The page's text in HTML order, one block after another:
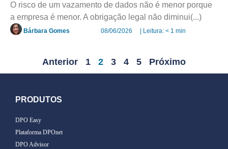
O risco de um vazamento de dados não é menor porque
a empresa é menor. A obrigação legal não diminui(...)
Bárbara Gomes 08/06/2026 | Leitura: < 1 min
Anterior 1 2 3 4 5 Próximo
PRODUTOS
DPO Easy
Plataforma DPOnet
DPO Advisor